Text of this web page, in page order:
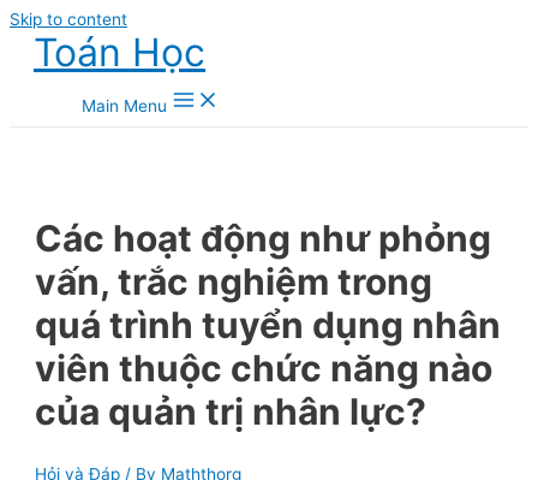
Skip to content
Toán Học
Main Menu
Các hoạt động như phỏng
vấn, trắc nghiệm trong
quá trình tuyển dụng nhân
viên thuộc chức năng nào
của quản trị nhân lực?
Hỏi và Đáp / By Maththorg